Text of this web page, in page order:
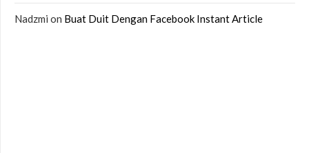
Nadzmi on Buat Duit Dengan Facebook Instant Article